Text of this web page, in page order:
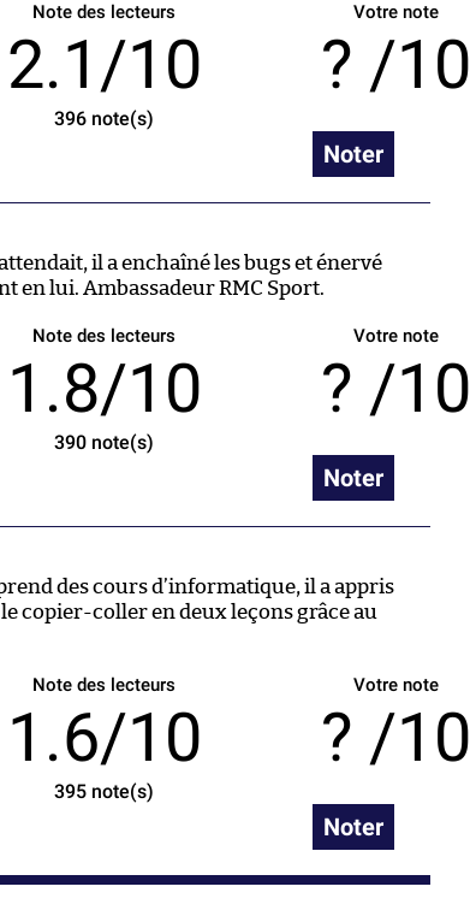
Note des lecteurs
2.1/10
396 note(s)
Votre note
/10
Noter
il a enchaîné les bugs et énervé
en lui. Ambassadeur RMC Sport.
Note des lecteurs
1.8/10
390 note(s)
Votre note
/10
Noter
des cours d’informatique, il a appris
copier-coller en deux leçons grâce au
Note des lecteurs
1.6/10
395 note(s)
Votre note
/10
Noter